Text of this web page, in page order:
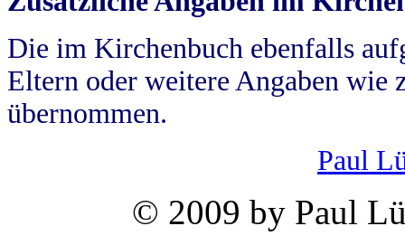
Die im Kirchenbuch ebenfalls
Eltern oder weitere Angaben wie
übernommen.
Paul
© 2009 by Paul